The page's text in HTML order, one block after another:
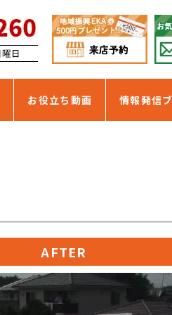
お役立ち動画 情報発信
AFTER